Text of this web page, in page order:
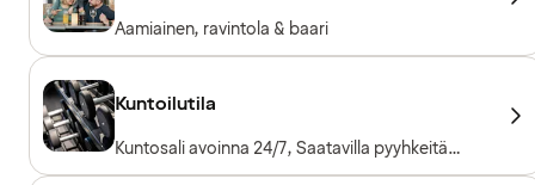
Aamiainen, ravintola & baari
Kuntoilutila
Kuntosali avoinna 24/7, Saatavilla pyyhkeitä
lainaksi, Kuntosalilaitteet, Kardiolaitteet,